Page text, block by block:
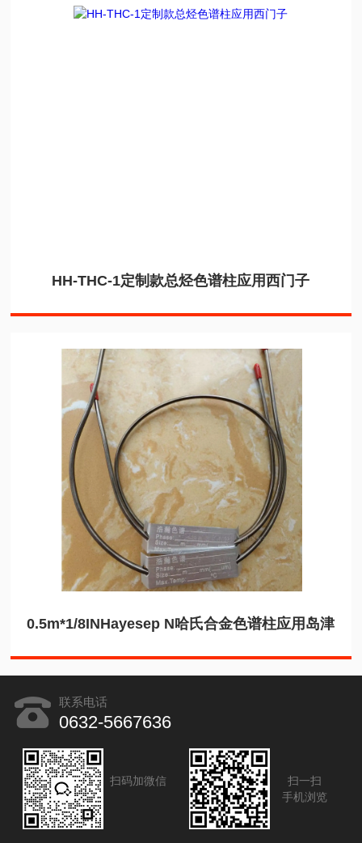
HH-THC-1定制款总烃色谱柱应用西门子
0.5m*1/8INHayesep N哈氏合金色谱柱应用岛津
联系电话
0632-5667636
扫码加微信
扫一扫
手机浏览